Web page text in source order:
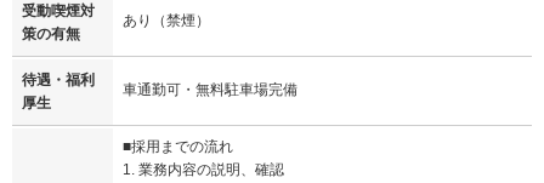
受動喫煙対
策の有無
あり（禁煙）
待遇・福利
厚生
車通勤可・無料駐車場完備
■採用までの流れ
1. 業務内容の説明、確認